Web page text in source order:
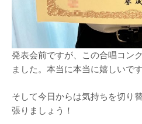
発表会前ですが、この合唱コン
ました。本当に本当に嬉しいで
そして今日からは気持ちを切り
張りましょう！